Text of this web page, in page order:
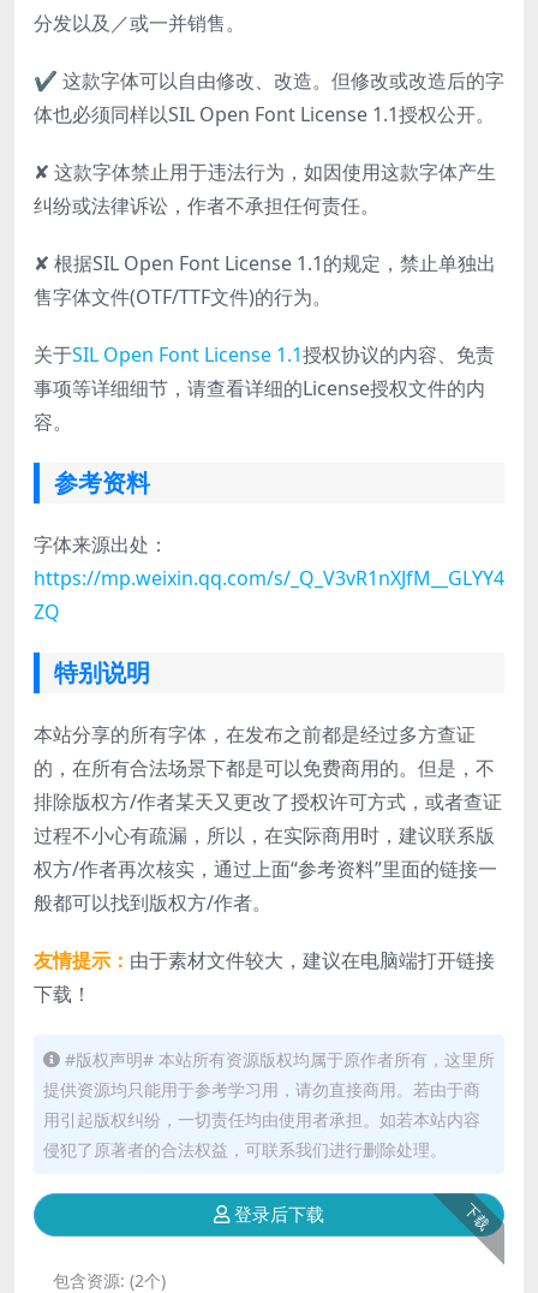
分发以及／或一并销售。
✔ 这款字体可以自由修改、改造。但修改或改造后的字
体也必须同样以SIL Open Font License 1.1授权公开。
✘ 这款字体禁止用于违法行为，如因使用这款字体产生
纠纷或法律诉讼，作者不承担任何责任。
✘ 根据SIL Open Font License 1.1的规定，禁止单独出
售字体文件(OTF/TTF文件)的行为。
关于SIL Open Font License 1.1授权协议的内容、免责
事项等详细细节，请查看详细的License授权文件的内
容。
参考资料
字体来源出处：
https://mp.weixin.qq.com/s/_Q_V3vR1nXJfM__GLYY4
ZQ
特别说明
本站分享的所有字体，在发布之前都是经过多方查证
的，在所有合法场景下都是可以免费商用的。但是，不
排除版权方/作者某天又更改了授权许可方式，或者查证
过程不小心有疏漏，所以，在实际商用时，建议联系版
权方/作者再次核实，通过上面“参考资料”里面的链接一
般都可以找到版权方/作者。
友情提示： 由于素材文件较大，建议在电脑端打开链接
下载！
#版权声明# 本站所有资源版权均属于原作者所有，这里所
提供资源均只能用于参考学习用，请勿直接商用。若由于商
用引起版权纠纷，一切责任均由使用者承担。如若本站内容
侵犯了原著者的合法权益，可联系我们进行删除处理。
下载
登录后下载
包含资源: (2个)